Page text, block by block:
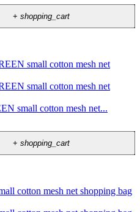
+shopping_cart
small cotton mesh net...
+shopping_cart